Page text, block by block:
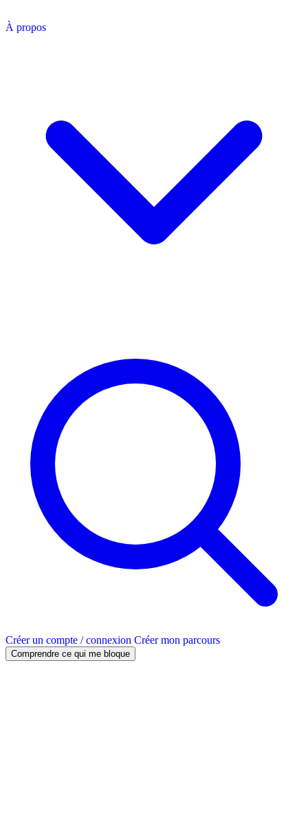
À propos
Créer un compte / connexion Créer mon parcours
Comprendre ce qui me bloque